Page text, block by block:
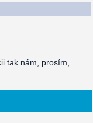
tak nám, prosím,